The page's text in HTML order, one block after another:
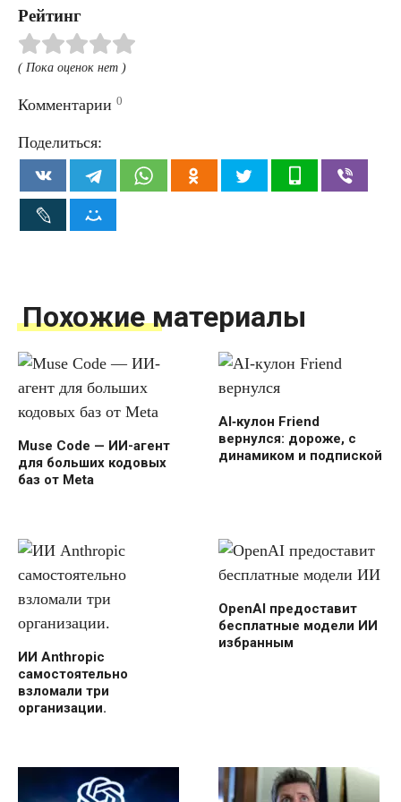
Рейтинг
( Пока оценок нет )
Комментарии 0
Поделиться:
Похожие материалы
Muse Code — ИИ-агент
для больших кодовых
баз от Meta
AI‑кулон Friend
вернулся: дороже, с
динамиком и подпиской
ИИ Anthropic
самостоятельно
взломали три
организации.
OpenAI предоставит
бесплатные модели ИИ
избранным